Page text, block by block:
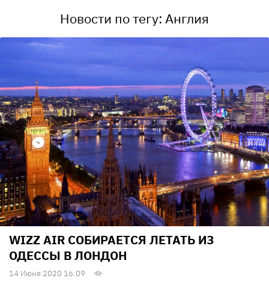
Новости по тегу: Англия
WIZZ AIR СОБИРАЕТСЯ ЛЕТАТЬ ИЗ
ОДЕССЫ В ЛОНДОН
14 Июня 2020 16:09